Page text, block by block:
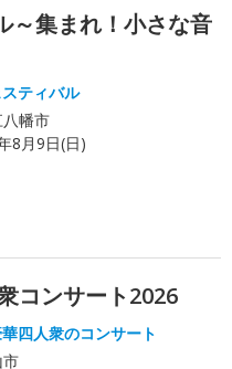
～集まれ！小さな音
ティバル
八幡市
8月9日(日)
コンサート2026
四人衆のコンサート
市